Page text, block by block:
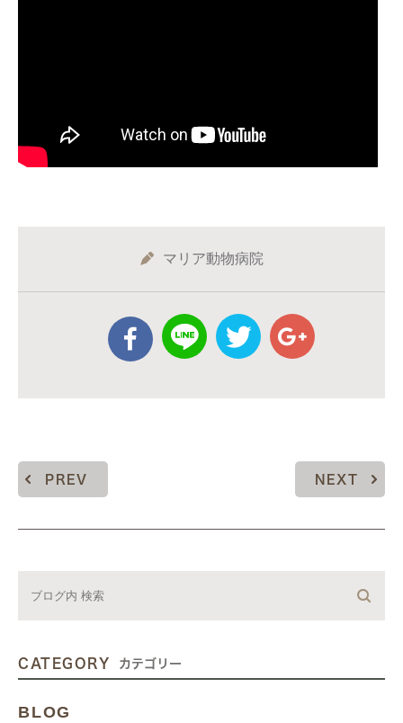
マリア動物病院
PREV NEXT
CATEGORY カテゴリー
BLOG